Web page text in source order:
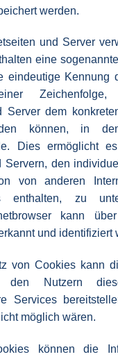
werden.
und Server
eine
eindeutige Kennung
Zeichenfolge,
Server dem
können, in
Dies ermöglicht
Servern, den
von anderen
enthalten, zu
kann
und identifiziert
von Cookies kann
den Nutzern
Services
möglich wären.
können die